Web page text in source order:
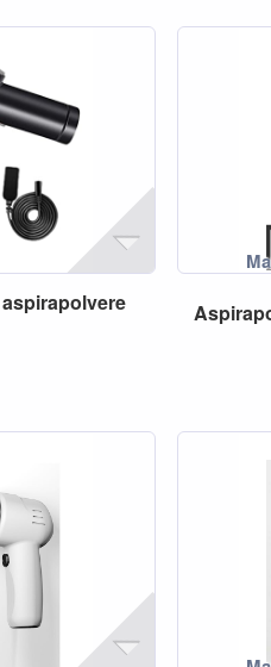
aspirapolvere